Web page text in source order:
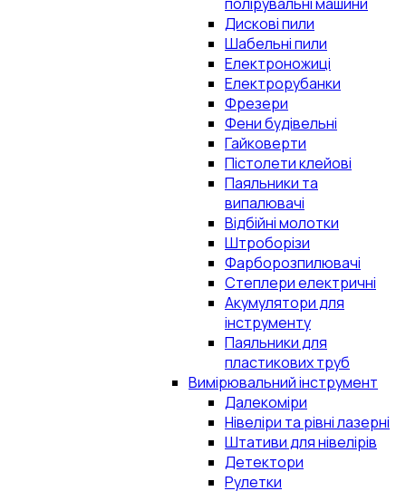
Дискові пили
Шабельні пили
Електроножиці
Електрорубанки
Фрезери
Фени будівельні
Гайковерти
Пістолети клейові
Паяльники та
випалювачі
Відбійні молотки
Штроборізи
Фарборозпилювачі
Степлери електричні
Акумулятори для
інструменту
Паяльники для
пластикових труб
Вимірювальний інструмент
Далекоміри
Нівеліри та рівні лазерні
Штативи для нівелірів
Детектори
Рулетки